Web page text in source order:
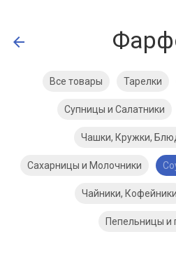
arrow_back
Все товары Тарелки
Супницы и Салатники
Чашки, Кружки,
Сахарницы и Молочники
Чайники, Кофейники
Пепельницы и